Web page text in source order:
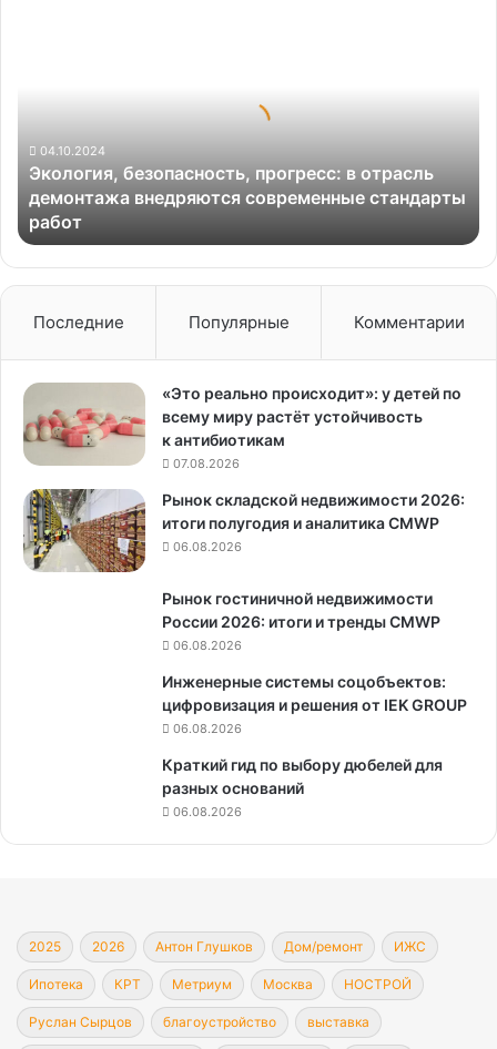
внедряются
современные
стандарты
работ
04.10.2024
Экология, безопасность, прогресс: в отрасль
демонтажа внедряются современные стандарты
работ
Последние Популярные Комментарии
«Это реально происходит»: у детей по
всему миру растёт устойчивость
к антибиотикам
07.08.2026
Рынок складской недвижимости 2026:
итоги полугодия и аналитика CMWP
06.08.2026
Рынок гостиничной недвижимости
России 2026: итоги и тренды CMWP
06.08.2026
Инженерные системы соцобъектов:
цифровизация и решения от IEK GROUP
06.08.2026
Краткий гид по выбору дюбелей для
разных оснований
06.08.2026
2025 2026 Антон Глушков Дом/ремонт ИЖС
Ипотека КРТ Метриум Москва НОСТРОЙ
Руслан Сырцов благоустройство выставка